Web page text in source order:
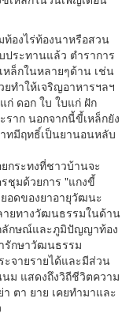
องไร่ท้องนาหรือสวน
ประทานแล้ว ตำราการ
ล็กในหลายๆด้าน เช่น
ทำให้เจริญอาหารฯลฯ
ดอก ใบ ใบแก่ ฝัก
าก นอกจากนี้ขี้เหล็กยัง
ทมีฤทธิ์เป็นยานอนหลับ
ระทงที่ชาวบ้านจะ
ชุมด้วยการ "แกงขี้
อดของยาอายุวัฒนะ
ายทางวัฒนธรรมในด้าน
ลักษณ์และภูมิปัญญาท้อง
รักษาวัฒนธรรม
จายรายได้และมีส่วน
ม แสดงถึงวิถีชีวิตความ
ตา ยาย เคยทำมาและ